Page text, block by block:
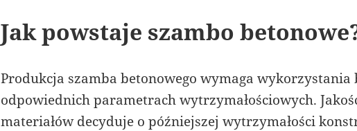
Jak powstaje szambo
Produkcja szamba betonowego wymaga wykorzystania
odpowiednich parametrach wytrzymałościowych.
materiałów decyduje o późniejszej wytrzymałości